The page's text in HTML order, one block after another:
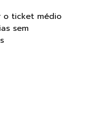
o ticket médio
sem